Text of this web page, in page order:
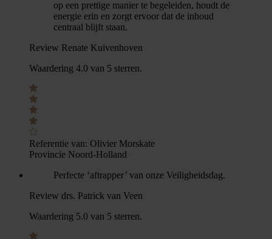
op een prettige manier te begeleiden, houdt de
energie erin en zorgt ervoor dat de inhoud
centraal blijft staan.
Review Renate Kuivenhoven
Waardering 4.0 van 5 sterren.
Referentie van: Olivier Morskate
Provincie Noord-Holland
Perfecte ‘aftrapper’ van onze Veiligheidsdag.
Review drs. Patrick van Veen
Waardering 5.0 van 5 sterren.